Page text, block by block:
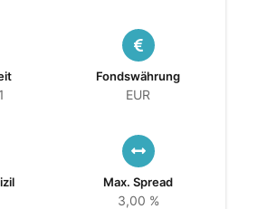
Fondswährung
EUR
Max. Spread
3,00 %